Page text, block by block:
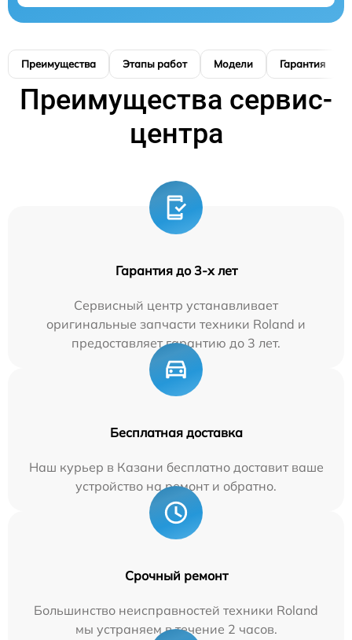
Преимущества Этапы работ Модели Гарантия
Преимущества сервис-
центра
Гарантия до 3-х лет
Сервисный центр устанавливает
оригинальные запчасти техники Roland и
предоставляет гарантию до 3 лет.
Бесплатная доставка
Наш курьер в Казани бесплатно доставит ваше
устройство на ремонт и обратно.
Срочный ремонт
Большинство неисправностей техники Roland
мы устраняем в течение 2 часов.